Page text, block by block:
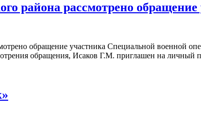
района рассмотрено
обращение участника Специальной
обращения, Исаков Г.М. приглашен на